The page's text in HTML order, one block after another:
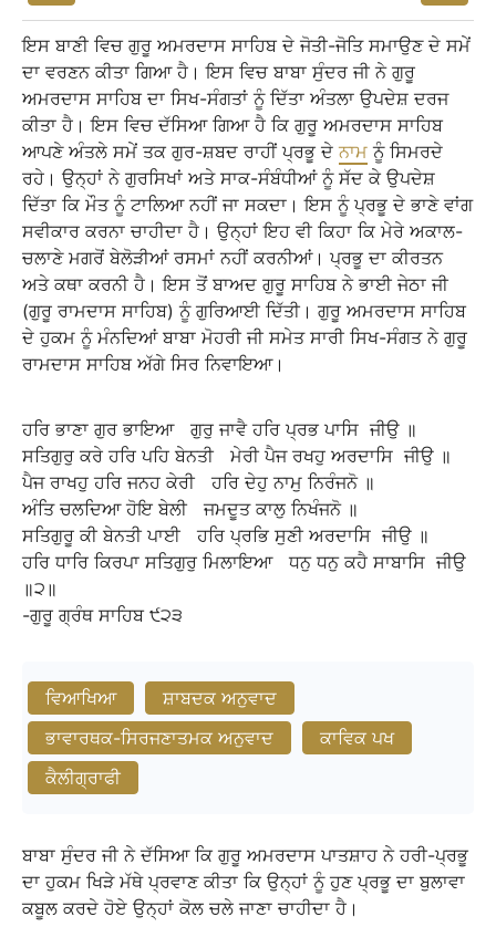
ਇਸ ਬਾਣੀ ਵਿਚ ਗੁਰੂ ਅਮਰਦਾਸ ਸਾਹਿਬ ਦੇ ਜੋਤੀ-ਜੋਤਿ ਸਮਾਉਣ ਦੇ ਸਮੇਂ
ਦਾ ਵਰਣਨ ਕੀਤਾ ਗਿਆ ਹੈ। ਇਸ ਵਿਚ ਬਾਬਾ ਸੁੰਦਰ ਜੀ ਨੇ ਗੁਰੂ
ਅਮਰਦਾਸ ਸਾਹਿਬ ਦਾ ਸਿਖ-ਸੰਗਤਾਂ ਨੂੰ ਦਿੱਤਾ ਅੰਤਲਾ ਉਪਦੇਸ਼ ਦਰਜ
ਕੀਤਾ ਹੈ। ਇਸ ਵਿਚ ਦੱਸਿਆ ਗਿਆ ਹੈ ਕਿ ਗੁਰੂ ਅਮਰਦਾਸ ਸਾਹਿਬ
ਆਪਣੇ ਅੰਤਲੇ ਸਮੇਂ ਤਕ ਗੁਰ-ਸ਼ਬਦ ਰਾਹੀਂ ਪ੍ਰਭੂ ਦੇਨਾਮ ਨੂੰ ਸਿਮਰਦੇ
ਰਹੇ। ਉਨ੍ਹਾਂ ਨੇ ਗੁਰਸਿਖਾਂ ਅਤੇ ਸਾਕ-ਸੰਬੰਧੀਆਂ ਨੂੰ ਸੱਦ ਕੇ ਉਪਦੇਸ਼
ਦਿੱਤਾ ਕਿ ਮੌਤ ਨੂੰ ਟਾਲਿਆ ਨਹੀਂ ਜਾ ਸਕਦਾ। ਇਸ ਨੂੰ ਪ੍ਰਭੂ ਦੇ ਭਾਣੇ ਵਾਂਗ
ਸਵੀਕਾਰ ਕਰਨਾ ਚਾਹੀਦਾ ਹੈ। ਉਨ੍ਹਾਂ ਇਹ ਵੀ ਕਿਹਾ ਕਿ ਮੇਰੇ ਅਕਾਲ-
ਚਲਾਣੇ ਮਗਰੋਂ ਬੇਲੋੜੀਆਂ ਰਸਮਾਂ ਨਹੀਂ ਕਰਨੀਆਂ। ਪ੍ਰਭੂ ਦਾ ਕੀਰਤਨ
ਅਤੇ ਕਥਾ ਕਰਨੀ ਹੈ। ਇਸ ਤੋਂ ਬਾਅਦ ਗੁਰੂ ਸਾਹਿਬ ਨੇ ਭਾਈ ਜੇਠਾ ਜੀ
(ਗੁਰੂ ਰਾਮਦਾਸ ਸਾਹਿਬ) ਨੂੰ ਗੁਰਿਆਈ ਦਿੱਤੀ। ਗੁਰੂ ਅਮਰਦਾਸ ਸਾਹਿਬ
ਦੇ ਹੁਕਮ ਨੂੰ ਮੰਨਦਿਆਂ ਬਾਬਾ ਮੋਹਰੀ ਜੀ ਸਮੇਤ ਸਾਰੀ ਸਿਖ-ਸੰਗਤ ਨੇ ਗੁਰੂ
ਰਾਮਦਾਸ ਸਾਹਿਬ ਅੱਗੇ ਸਿਰ ਨਿਵਾਇਆ।
ਹਰਿ ਭਾਣਾ ਗੁਰ ਭਾਇਆ ਗੁਰੁ ਜਾਵੈ ਹਰਿ ਪ੍ਰਭ ਪਾਸਿ ਜੀਉ ॥
ਸਤਿਗੁਰੁ ਕਰੇ ਹਰਿ ਪਹਿ ਬੇਨਤੀ ਮੇਰੀ ਪੈਜ ਰਖਹੁ ਅਰਦਾਸਿ ਜੀਉ ॥
ਪੈਜ ਰਾਖਹੁ ਹਰਿ ਜਨਹ ਕੇਰੀ ਹਰਿ ਦੇਹੁ ਨਾਮੁ ਨਿਰੰਜਨੋ ॥
ਅੰਤਿ ਚਲਦਿਆ ਹੋਇ ਬੇਲੀ ਜਮਦੂਤ ਕਾਲੁ ਨਿਖੰਜਨੋ ॥
ਸਤਿਗੁਰੂ ਕੀ ਬੇਨਤੀ ਪਾਈ ਹਰਿ ਪ੍ਰਭਿ ਸੁਣੀ ਅਰਦਾਸਿ ਜੀਉ ॥
ਹਰਿ ਧਾਰਿ ਕਿਰਪਾ ਸਤਿਗੁਰੁ ਮਿਲਾਇਆ ਧਨੁ ਧਨੁ ਕਹੈ ਸਾਬਾਸਿ ਜੀਉ
॥੨॥
-ਗੁਰੂ ਗ੍ਰੰਥ ਸਾਹਿਬ ੯੨੩
ਵਿਆਖਿਆ
ਸ਼ਾਬਦਕ ਅਨੁਵਾਦ
ਭਾਵਾਰਥਕ-ਸਿਰਜਣਾਤਮਕ ਅਨੁਵਾਦ
ਕਾਵਿਕ ਪਖ
ਕੈਲੀਗ੍ਰਾਫੀ
ਬਾਬਾ ਸੁੰਦਰ ਜੀ ਨੇ ਦੱਸਿਆ ਕਿ ਗੁਰੂ ਅਮਰਦਾਸ ਪਾਤਸ਼ਾਹ ਨੇ ਹਰੀ-ਪ੍ਰਭੂ
ਦਾ ਹੁਕਮ ਖਿੜੇ ਮੱਥੇ ਪ੍ਰਵਾਣ ਕੀਤਾ ਕਿ ਉਨ੍ਹਾਂ ਨੂੰ ਹੁਣ ਪ੍ਰਭੂ ਦਾ ਬੁਲਾਵਾ
ਕਬੂਲ ਕਰਦੇ ਹੋਏ ਉਨ੍ਹਾਂ ਕੋਲ ਚਲੇ ਜਾਣਾ ਚਾਹੀਦਾ ਹੈ।